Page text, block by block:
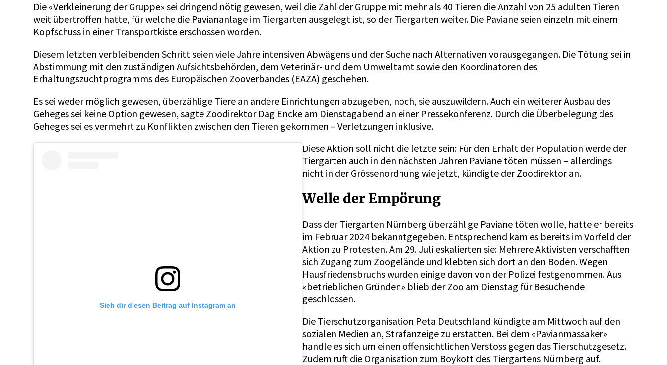
Die «Verkleinerung der Gruppe» sei dringend nötig gewesen, weil die Zahl der Gruppe mit mehr als 40 Tieren die Anzahl von 25 adulten Tieren
weit übertroffen hatte, für welche die Paviananlage im Tiergarten ausgelegt ist, so der Tiergarten weiter. Die Paviane seien einzeln mit einem
Kopfschuss in einer Transportkiste erschossen worden.
Diesem letzten verbleibenden Schritt seien viele Jahre intensiven Abwägens und der Suche nach Alternativen vorausgegangen. Die Tötung sei in
Abstimmung mit den zuständigen Aufsichtsbehörden, dem Veterinär- und dem Umweltamt sowie den Koordinatoren des
Erhaltungszuchtprogramms des Europäischen Zooverbandes (EAZA) geschehen.
Es sei weder möglich gewesen, überzählige Tiere an andere Einrichtungen abzugeben, noch, sie auszuwildern. Auch ein weiterer Ausbau des
Geheges sei keine Option gewesen, sagte Zoodirektor Dag Encke am Dienstagabend an einer Pressekonferenz. Durch die Überbelegung des
Geheges sei es vermehrt zu Konflikten zwischen den Tieren gekommen – Verletzungen inklusive.
Sieh dir diesen Beitrag auf Instagram an
Diese Aktion soll nicht die letzte sein: Für den Erhalt der Population werde der
Tiergarten auch in den nächsten Jahren Paviane töten müssen – allerdings
nicht in der Grössenordnung wie jetzt, kündigte der Zoodirektor an.
Welle der Empörung
Dass der Tiergarten Nürnberg überzählige Paviane töten wolle, hatte er bereits
im Februar 2024 bekanntgegeben. Entsprechend kam es bereits im Vorfeld der
Aktion zu Protesten. Am 29. Juli eskalierten sie: Mehrere Aktivisten verschafften
sich Zugang zum Zoogelände und klebten sich dort an den Boden. Wegen
Hausfriedensbruchs wurden einige davon von der Polizei festgenommen. Aus
«betrieblichen Gründen» blieb der Zoo am Dienstag für Besuchende
geschlossen.
Die Tierschutzorganisation Peta Deutschland kündigte am Mittwoch auf den
sozialen Medien an, Strafanzeige zu erstatten. Bei dem «Pavianmassaker»
handle es sich um einen offensichtlichen Verstoss gegen das Tierschutzgesetz.
Zudem ruft die Organisation zum Boykott des Tiergartens Nürnberg auf.